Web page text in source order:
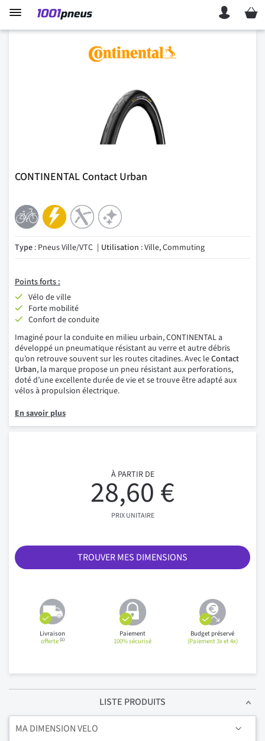
Mon
CONTINENTAL Contact Urban
Type : Pneus Ville/VTC Utilisation : Ville, Commuting
Points forts :
Vélo de ville
Forte mobilité
Confort de conduite
Imaginé pour la conduite en milieu urbain, CONTINENTAL a
développé un pneumatique résistant au verre et autre débris
qu’on retrouve souvent sur les routes citadines. Avec leContact
Urban, la marque propose un pneu résistant aux perforations,
doté d’une excellente durée de vie et se trouve être adapté aux
vélos à propulsion électrique.
En savoir plus
À PARTIR DE
28,60 €
PRIX UNITAIRE
TROUVER MES DIMENSIONS
Livraison
offerte(1)
Paiement
100% sécurisé
Budget préservé
(Paiement 3x et 4x)
LISTE PRODUITS
MA DIMENSION VELO